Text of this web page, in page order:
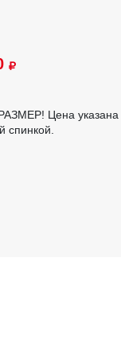
Цена указана
спинкой.